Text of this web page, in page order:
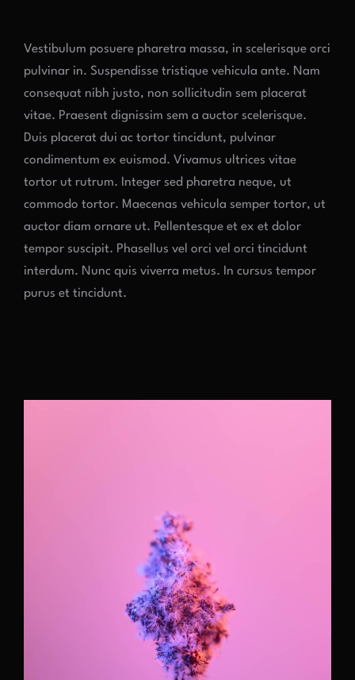
Vestibulum posuere pharetra massa, in scelerisque orci
pulvinar in. Suspendisse tristique vehicula ante. Nam
consequat nibh justo, non sollicitudin sem placerat
vitae. Praesent dignissim sem a auctor scelerisque.
Duis placerat dui ac tortor tincidunt, pulvinar
condimentum ex euismod. Vivamus ultrices vitae
tortor ut rutrum. Integer sed pharetra neque, ut
commodo tortor. Maecenas vehicula semper tortor, ut
auctor diam ornare ut. Pellentesque et ex et dolor
tempor suscipit. Phasellus vel orci vel orci tincidunt
interdum. Nunc quis viverra metus. In cursus tempor
purus et tincidunt.